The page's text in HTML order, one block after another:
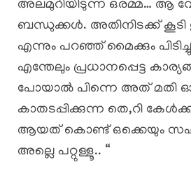
അലമുറിയിടുന്ന ഒരമ്മ… ആ
ബന്ധുക്കൾ. അതിനിടക്ക് കൂടി
എന്നും പറഞ്ഞ് മൈക്കും
എന്തേലും പ്രധാനപ്പെട്ട
പോയാൽ പിന്നെ അത് മതി
കാതടപ്പിക്കുന്ന തെ,റി
ആയത് കൊണ്ട് ഒക്കെയും
അല്ലെ പറ്റുള്ളൂ.. “